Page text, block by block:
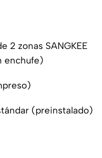
2 zonas SANGKEE
enchufe)
(preinstalado)